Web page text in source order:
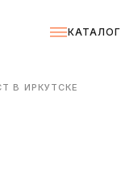
КАТАЛОГ
В ИРКУТСКЕ